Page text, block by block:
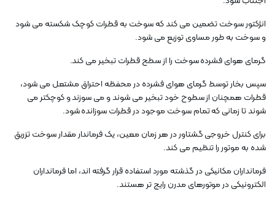
انژکتور سوخت تضمین می کند که سوخت به قطرات کوچک شکسته می شود
و سوخت به طور مساوی توزیع می شود.
گرمای هوای فشرده سوخت را از سطح قطرات تبخیر می کند.
سپس بخار توسط گرمای هوای فشرده در محفظه احتراق مشتعل می شود،
قطرات همچنان از سطوح خود تبخیر می شوند و می سوزند و کوچکتر می
شوند تا زمانی که تمام سوخت موجود در قطرات سوزانده شود.
برای کنترل خروجی گشتاور در هر زمان معین، یک فرماندار مقدار سوخت تزریق
شده به موتور را تنظیم می کند.
فرمانداران مکانیکی در گذشته مورد استفاده قرار گرفته اند، اما فرمانداران
الکترونیکی در موتورهای مدرن رایج تر هستند.